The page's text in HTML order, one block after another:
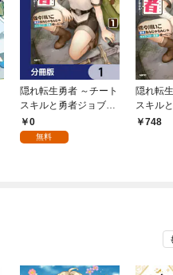
隠れ転生勇者 ～チート
スキルと勇者ジョブを
隠して第二の人生を楽
しんでやる！～【分冊
0
無料
隠れ転
スキル
隠して
748